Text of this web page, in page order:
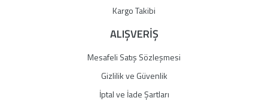
Gönder
Kargo Takibi
ALIŞVERİŞ
Mesafeli Satış Sözleşmesi
Gizlilik ve Güvenlik
İptal ve İade Şartları